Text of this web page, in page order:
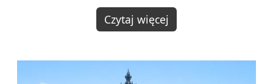
Czytaj więcej